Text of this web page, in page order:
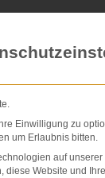
Einwilligung zu
um Erlaubnis bitten.
auf
Website und